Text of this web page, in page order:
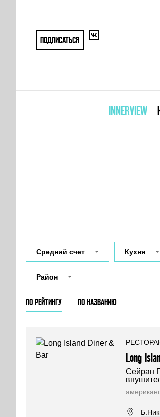
ПОДПИСАТЬСЯ
INNERVIEW
Средний счет Кухня
Район
ПО РЕЙТИНГУ ПО НАЗВАНИЮ
Long
Сейран